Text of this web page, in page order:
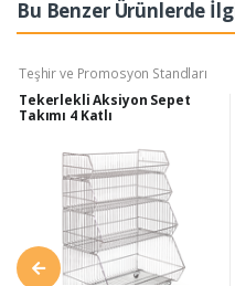
Bu Benzer Ürünlerde
Teşhir ve Promosyon Standları
Tekerlekli Aksiyon Sepet
Takımı 4 Katlı